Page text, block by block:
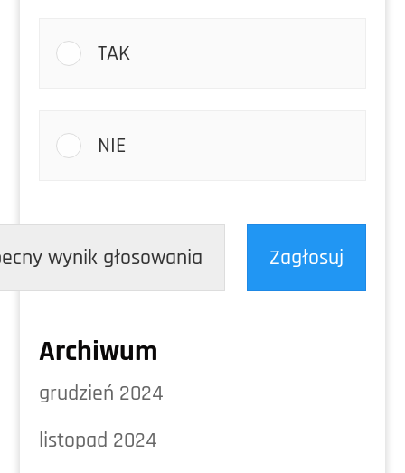
TAK
NIE
wynik głosowania Zagłosuj
Archiwum
grudzień 2024
listopad 2024